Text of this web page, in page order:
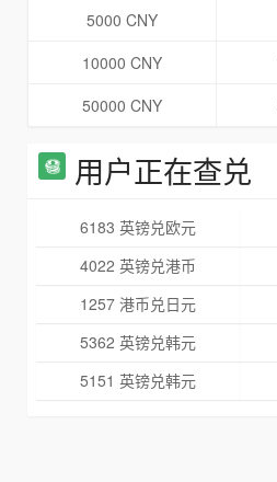
5000 CNY
10000 CNY
50000 CNY
用户正在查兑
6183 英镑兑欧元
4022 英镑兑港币
1257 港币兑日元
5362 英镑兑韩元
5151 英镑兑韩元